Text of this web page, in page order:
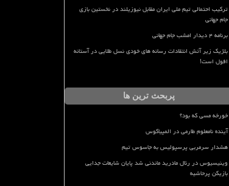
ترکیب احتمالی تیم ملی ایران مقابل نیوزیلند در نخستین بازی
جام جهانی
برنامه ۴ دیدار امشب جام جهانی
بلژیک زیر آتش انتقادات رسانه های خودی نسل طلایی در آستانه
افول است!
پربحث ترین ها
خورخه مسی که بود؟
آینده نامعلوم طارمی در المپیاکوس
هشدار سرمربی پرسپولیس به جاسوس تیم
وینیسیوس در رئال مادرید ماندنی شد پایان شایعات جدایی
بازیکن پرحاشیه